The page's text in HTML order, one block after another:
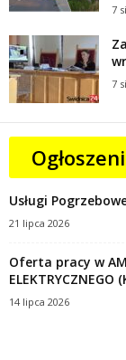
7
7
Usługi
21 lipca 2026
Oferta pracy w
ELEKTRYCZNEGO
14 lipca 2026